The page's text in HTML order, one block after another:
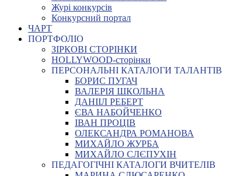
Журі конкурсів
Конкурсний портал
ЧАРТ
ПОРТФОЛІО
ЗІРКОВІ СТОРІНКИ
HOLLYWOOD-сторінки
ПЕРСОНАЛЬНІ КАТАЛОГИ ТАЛАНТІВ
БОРИС ПУГАЧ
ВАЛЕРІЯ ШКОЛЬНА
ДАНІІЛ РЕБЕРТ
ЄВА НАБОЙЧЕНКО
ІВАН ПРОЦІВ
ОЛЕКСАНДРА РОМАНОВА
МИХАЙЛО ЖУРБА
МИХАЙЛО СЛЄПУХІН
ПЕДАГОГІЧНІ КАТАЛОГИ ВЧИТЕЛІВ